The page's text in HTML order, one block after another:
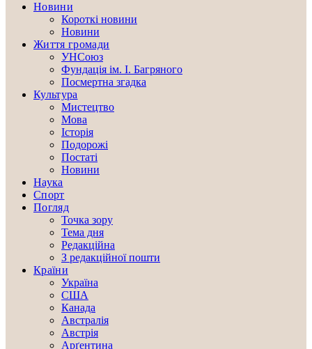
Новини
Короткі новини
Новини
Життя громади
УНСоюз
Фундація ім. І. Багряного
Посмертна згадка
Культура
Мистецтво
Мова
Історія
Подорожі
Постаті
Новини
Наука
Спорт
Погляд
Точка зору
Тема дня
Редакційна
З редакційної пошти
Країни
Україна
США
Канада
Австралія
Австрія
Арґентина